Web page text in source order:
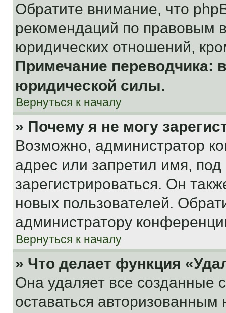
Обратите внимание, что
рекомендаций по правовым
юридических отношений,
Примечание переводчика:
юридической силы.
Вернуться к началу
» Почему я не могу
Возможно, администратор
адрес или запретил имя,
зарегистрироваться. Он
новых пользователей.
администратору
Вернуться к началу
» Что делает функция
Она удаляет все созданные
оставаться